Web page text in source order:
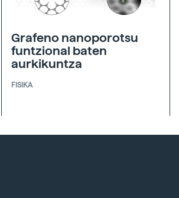
Grafeno nanoporotsu
funtzional baten
aurkikuntza
FISIKA